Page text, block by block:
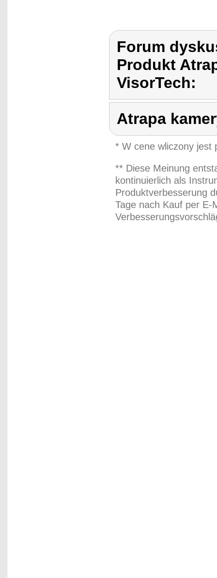
Forum
Produkt
VisorTech:
Atrapa
* W cene wliczony jest
** Diese Meinung
kontinuierlich als
Produktverbesserung
Tage nach Kauf per E-